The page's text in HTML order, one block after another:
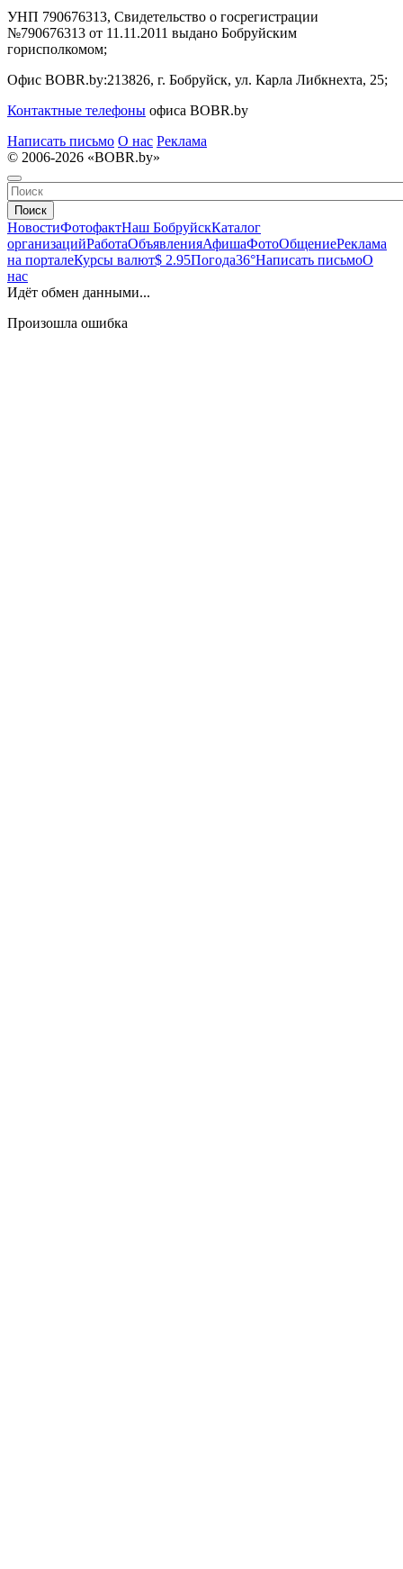
УНП 790676313, Свидетельство о госрегистрации
№790676313 от 11.11.2011 выдано Бобруйским
горисполкомом;
Офис BOBR.by:213826, г. Бобруйск, ул. Карла Либкнехта, 25;
Контактные телефоны офиса BOBR.by
Написать письмо О нас Реклама
© 2006-2026 «BOBR.by»
Поиск
НовостиФотофактНаш БобруйскКаталог
организацийРаботаОбъявленияАфишаФотоОбщениеРеклама
на порталеКурсы валют$ 2.95Погода36°Написать письмоО
нас
Идёт обмен данными...
Произошла ошибка